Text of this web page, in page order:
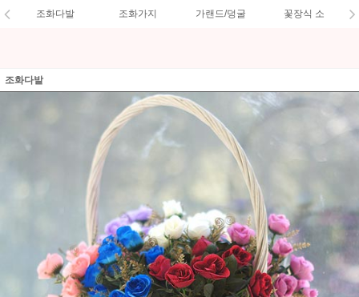
조화다발 조화가지 가랜드/덩굴 꽃장식 소
조화다발